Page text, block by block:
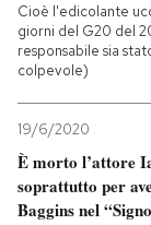
Cioè l'edicolante
giorni del G20 del
responsabile sia
colpevole)
19/6/2020
È morto l’attore
soprattutto per
Baggins nel